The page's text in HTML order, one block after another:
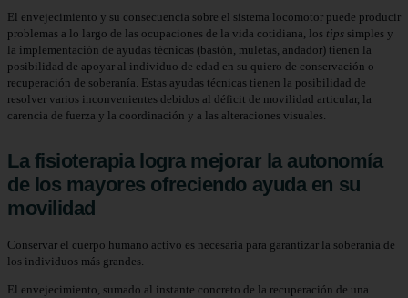
El envejecimiento y su consecuencia sobre el sistema locomotor puede producir
problemas a lo largo de las ocupaciones de la vida cotidiana, los tips simples y
la implementación de ayudas técnicas (bastón, muletas, andador) tienen la
posibilidad de apoyar al individuo de edad en su quiero de conservación o
recuperación de soberanía. Estas ayudas técnicas tienen la posibilidad de
resolver varios inconvenientes debidos al déficit de movilidad articular, la
carencia de fuerza y la coordinación y a las alteraciones visuales.
La fisioterapia logra mejorar la autonomía
de los mayores ofreciendo ayuda en su
movilidad
Conservar el cuerpo humano activo es necesaria para garantizar la soberanía de
los individuos más grandes.
El envejecimiento, sumado al instante concreto de la recuperación de una